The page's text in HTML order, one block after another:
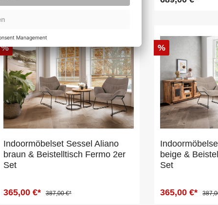
%
Indoormöbelset Sessel Aliano
braun & Beistelltisch Fermo 2er
Set
365,00 €* 387,00 €*
%
beige &
Set
365,00 €*